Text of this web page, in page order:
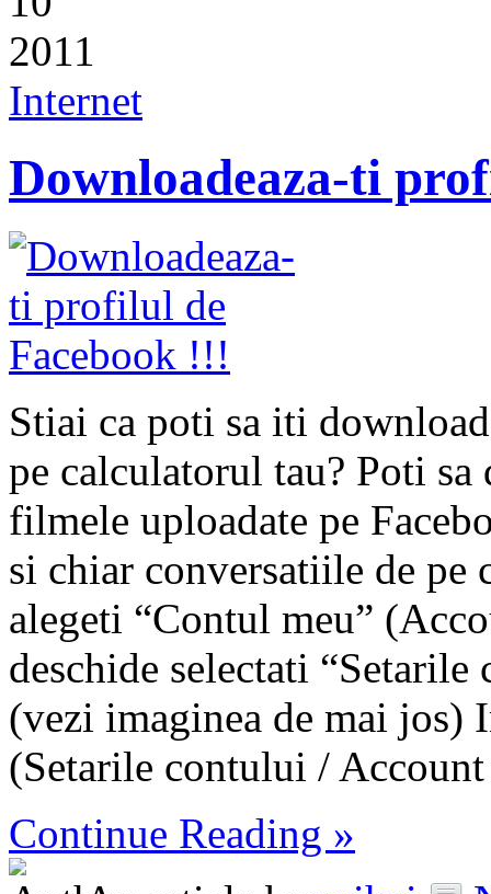
2011
Internet
Downloadeaza-ti
Stiai ca poti sa iti
pe calculatorul tau? Poti
filmele uploadate pe
si chiar conversatiile de pe
alegeti “Contul meu”
deschide selectati
(vezi imaginea de mai jos)
(Setarile contului /
Continue Reading »